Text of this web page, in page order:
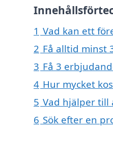
1 Vad kan ett
2 Få alltid minst
3 Få 3
4 Hur mycket
5 Vad hjälper till
6 Sök efter en